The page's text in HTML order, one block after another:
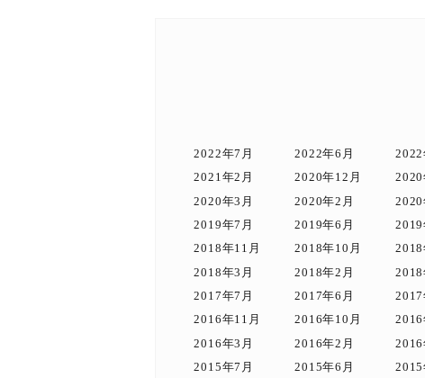
2022年7月 2022年6月 2022
2021年2月
2020年12月 2020
2020年3月
2020年2月 2020
2019年7月
2019年6月 2019
2018年11月
2018年10月 2018
2018年3月
2018年2月 2018
2017年7月
2017年6月 2017
2016年11月
2016年10月 2016
2016年3月
2016年2月 2016
2015年7月
2015年6月 2015